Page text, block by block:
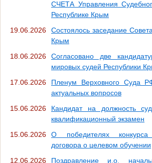
СЧЕТА Управления
Республике Крым
19.06.2026
Состоялось заседание
Крым
18.06.2026
Согласовано две
мировых судей Республики
17.06.2026
Пленум Верховного Суда
актуальных вопросов
15.06.2026
Кандидат на должность
квалификационный экзамен
15.06.2026
О победителях
договора о целевом обучении
12.06.2026
Поздравление и.о.